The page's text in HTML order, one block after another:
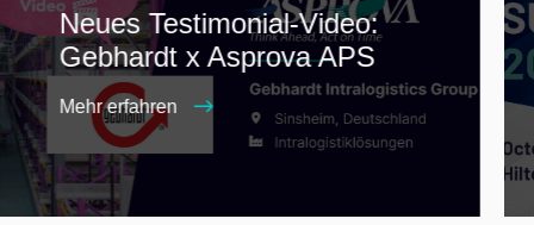
Neues Testimonial-Video:
Gebhardt x Asprova APS
Mehr erfahren